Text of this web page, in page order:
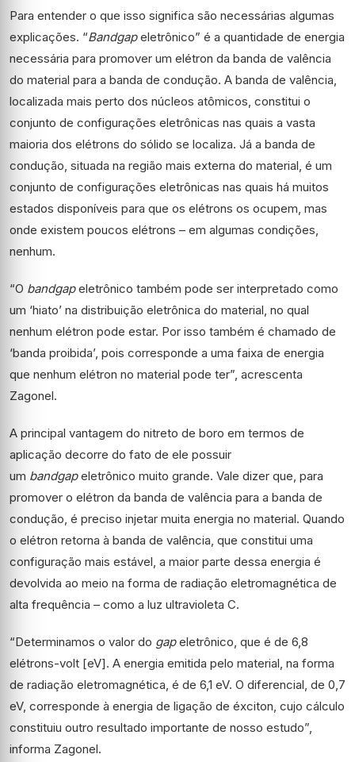
Para entender o que isso significa são necessárias algumas
explicações. “Bandgapeletrônico” é a quantidade de energia
necessária para promover um elétron da banda de valência
do material para a banda de condução. A banda de valência,
localizada mais perto dos núcleos atômicos, constitui o
conjunto de configurações eletrônicas nas quais a vasta
maioria dos elétrons do sólido se localiza. Já a banda de
condução, situada na região mais externa do material, é um
conjunto de configurações eletrônicas nas quais há muitos
estados disponíveis para que os elétrons os ocupem, mas
onde existem poucos elétrons – em algumas condições,
nenhum.
“O bandgapeletrônico também pode ser interpretado como
um ‘hiato’ na distribuição eletrônica do material, no qual
nenhum elétron pode estar. Por isso também é chamado de
‘banda proibida’, pois corresponde a uma faixa de energia
que nenhum elétron no material pode ter”, acrescenta
Zagonel.
A principal vantagem do nitreto de boro em termos de
aplicação decorre do fato de ele possuir
um bandgapeletrônico muito grande. Vale dizer que, para
promover o elétron da banda de valência para a banda de
condução, é preciso injetar muita energia no material. Quando
o elétron retorna à banda de valência, que constitui uma
configuração mais estável, a maior parte dessa energia é
devolvida ao meio na forma de radiação eletromagnética de
alta frequência – como a luz ultravioleta C.
“Determinamos o valor do gapeletrônico, que é de 6,8
elétrons-volt [eV]. A energia emitida pelo material, na forma
de radiação eletromagnética, é de 6,1 eV. O diferencial, de 0,7
eV, corresponde à energia de ligação de éxciton, cujo cálculo
constituiu outro resultado importante de nosso estudo”,
informa Zagonel.